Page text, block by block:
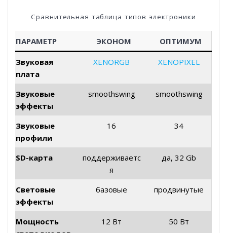
Сравнительная таблица типов электроники
ПАРАМЕТР ЭКОНОМ ОПТИМУМ
Звуковая
плата
XENORGB XENOPIXEL
Звуковые
эффекты
smoothswing smoothswing
Звуковые
профили
16 34
SD-карта
поддерживаетс
я
да, 32 Gb
Световые
эффекты
базовые продвинутые
Мощность
12 Вт 50 Вт